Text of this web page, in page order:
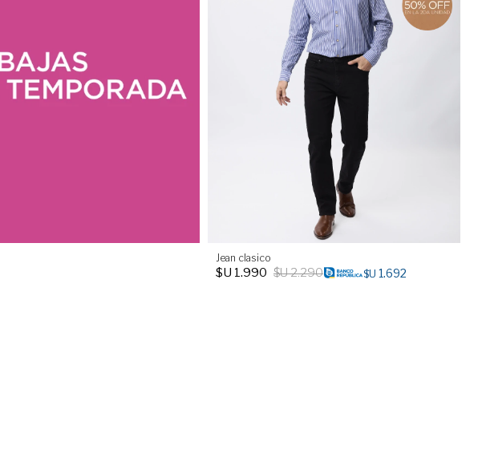
Jean clasico
$U 1.990 $U2.290 $U 1.692